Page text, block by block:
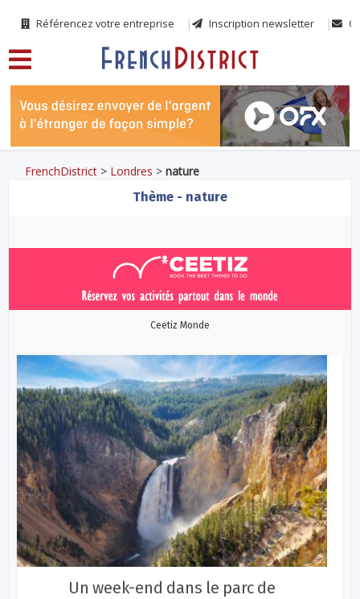
Référencez votre entreprise Inscription newsletter
FrenchDistrict > Londres >nature
Thème - nature
Ceetiz Monde
Un week-end dans le parc de